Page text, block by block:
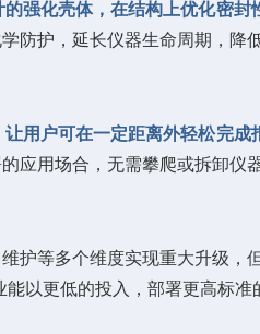
强化壳体，在结构上优化密
防护，延长仪器生命周期，
用户可在一定距离外轻松完
应用场合，无需攀爬或拆卸
护等多个维度实现重大升级，
能以更低的投入，部署更高标